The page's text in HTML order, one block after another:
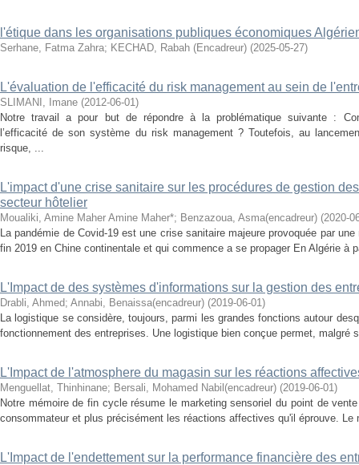
l'étique dans les organisations publiques économiques
Serhane, Fatma Zahra; KECHAD, Rabah (Encadreur) (2025-05-27)
L'évaluation de l'efficacité du risk management au sein de
SLIMANI, Imane (2012-06-01)
Notre travail a pour but de répondre à la problématique suivante :
l’efficacité de son système du risk management ? Toutefois, au
risque, ...
L'impact d'une crise sanitaire sur les procédures de gestion
secteur hôtelier
Moualiki, Amine Maher Amine Maher*; Benzazoua, Asma(encadreur) (2020-
La pandémie de Covid-19 est une crise sanitaire majeure provoquée par
fin 2019 en Chine continentale et qui commence a se propager En Algérie à
L'Impact de des systèmes d'informations sur la gestion des
Drabli, Ahmed; Annabi, Benaissa(encadreur) (2019-06-01)
La logistique se considère, toujours, parmi les grandes fonctions autour
fonctionnement des entreprises. Une logistique bien conçue permet, malgré
L'Impact de l'atmosphere du magasin sur les réactions
Menguellat, Thinhinane; Bersali, Mohamed Nabil(encadreur) (2019-06-01)
Notre mémoire de fin cycle résume le marketing sensoriel du point de
consommateur et plus précisément les réactions affectives qu'il éprouve.
L'Impact de l'endettement sur la performance financière des